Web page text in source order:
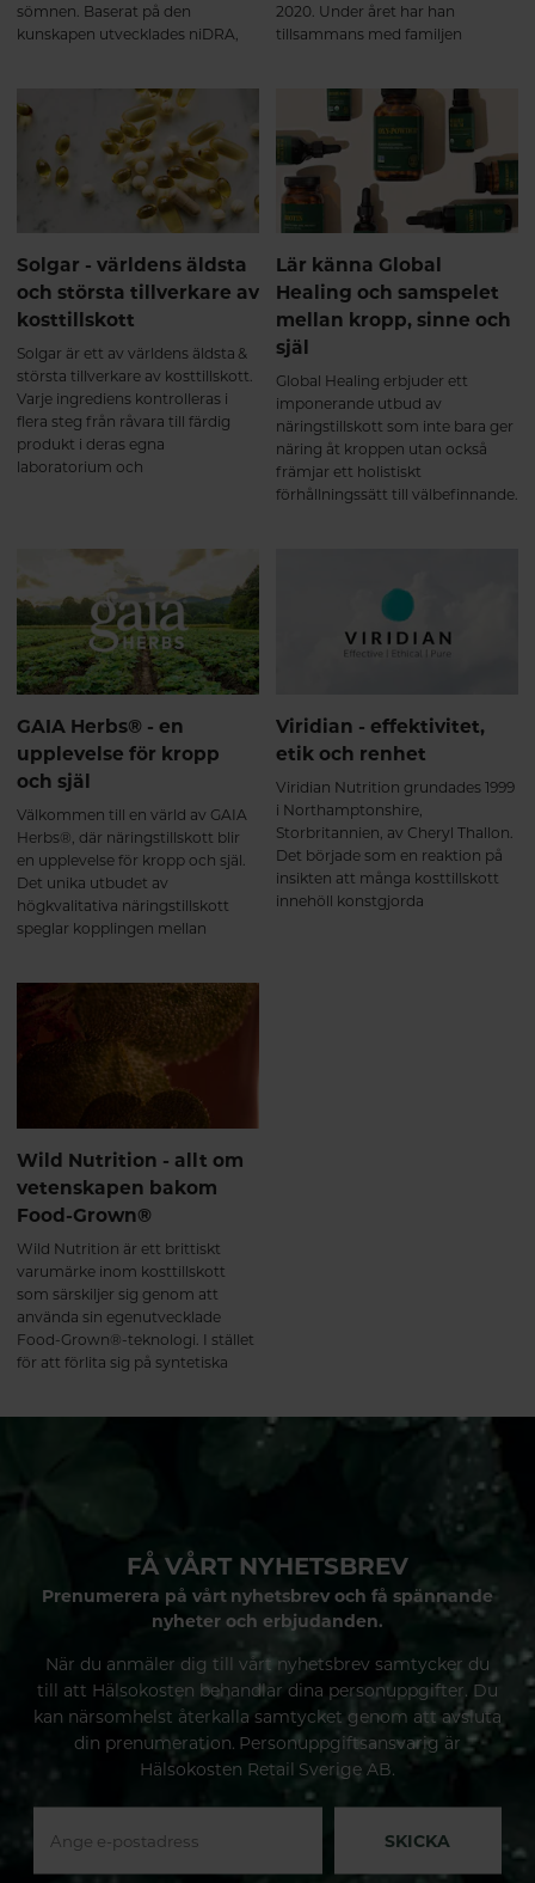
sömnen. Baserat på den
kunskapen utvecklades niDRA,
väldokumenterade saffran.
Effekten på sömn märks som
regel första veckan.
2020. Under året har han
tillsammans med familjen
runt om i landet – och snart
lanseras en e-handel som ett
komplement till de fysiska
butikerna.
Solgar - världens äldsta
och största tillverkare av
kosttillskott
Solgar är ett av världens äldsta &
största tillverkare av kosttillskott.
Varje ingrediens kontrolleras i
flera steg från råvara till färdig
produkt i deras egna
laboratorium och
Hälsokostens sortiment.
Lär känna Global
Healing och samspelet
mellan kropp, sinne och
själ
Global Healing erbjuder ett
imponerande utbud av
näringstillskott som inte bara ger
näring åt kroppen utan också
främjar ett holistiskt
förhållningssätt till välbefinnande.
som understryker Global
Healings rykte som en pionjär
inom hälsa och välbefinnande.
GAIA Herbs® - en
upplevelse för kropp
och själ
Välkommen till en värld av GAIA
Herbs®, där näringstillskott blir
en upplevelse för kropp och själ.
Det unika utbudet av
högkvalitativa näringstillskott
speglar kopplingen mellan
medicinväxt-traditioner.
Viridian - effektivitet,
etik och renhet
Viridian Nutrition grundades 1999
i Northamptonshire,
Storbritannien, av Cheryl Thallon.
Det började som en reaktion på
insikten att många kosttillskott
innehöll konstgjorda
Wild Nutrition - allt om
vetenskapen bakom
Food-Grown®
Wild Nutrition är ett brittiskt
varumärke inom kosttillskott
som särskiljer sig genom att
använda sin egenutvecklade
Food-Grown®-teknologi. I stället
för att förlita sig på syntetiska
FÅ VÅRT NYHETSBREV
Prenumerera på vårt nyhetsbrev och få spännande
nyheter och erbjudanden.
När du anmäler dig till vårt nyhetsbrev samtycker du
till att Hälsokosten behandlar dina personuppgifter. Du
kan närsomhelst återkalla samtycket genom att avsluta
din prenumeration. Personuppgiftsansvarig är
Hälsokosten Retail Sverige AB.
SKICKA